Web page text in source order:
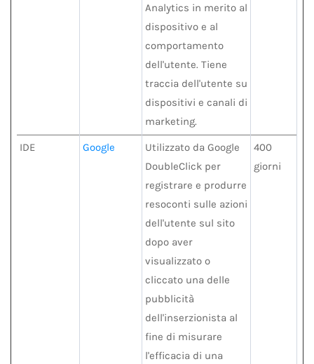
Analytics in merito al
dispositivo e al
comportamento
dell'utente. Tiene
traccia dell'utente su
dispositivi e canali di
marketing.
IDE Google
Utilizzato da Google
DoubleClick per
registrare e produrre
resoconti sulle azioni
dell'utente sul sito
dopo aver
visualizzato o
cliccato una delle
pubblicità
dell'inserzionista al
fine di misurare
l'efficacia di una
400
giorni